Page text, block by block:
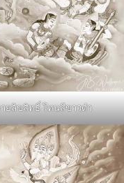
ยลิขสิทธิ์ โทนสีขาวดำ